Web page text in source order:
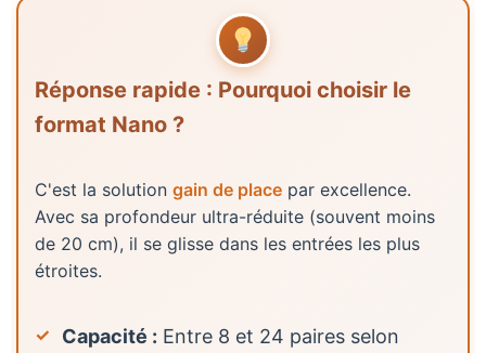
Réponse rapide : Pourquoi choisir le
format Nano ?
C'est la solution gain de place par excellence.
Avec sa profondeur ultra-réduite (souvent moins
de 20 cm), il se glisse dans les entrées les plus
étroites.
Capacité : Entre 8 et 24 paires selon